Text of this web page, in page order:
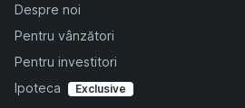
Despre noi
Pentru vânzători
Pentru investitori
Ipoteca
Exclusive